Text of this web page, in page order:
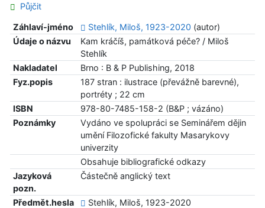
Půjčit
Záhlaví-jméno Stehlík, Miloš, 1923-2020 (autor)
Údaje o názvu
Kam kráčíš, památková péče? / Miloš
Stehlík
Nakladatel
Brno : B & P Publishing, 2018
Fyz.popis
187 stran : ilustrace (převážně barevné),
portréty ; 22 cm
ISBN
978-80-7485-158-2 (B&P ; vázáno)
Poznámky
Vydáno ve spolupráci se Seminářem dějin
umění Filozofické fakulty Masarykovy
univerzity
Obsahuje bibliografické odkazy
Jazyková
pozn.
Částečně anglický text
Předmět.hesla
Stehlík, Miloš, 1923-2020